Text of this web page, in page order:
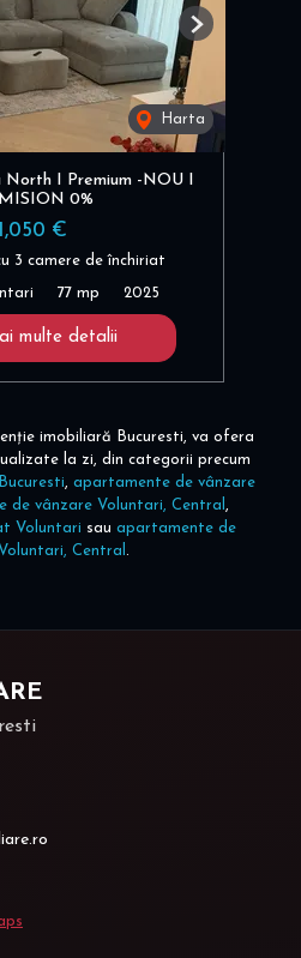
Harta
Next
I Premium -NOU I
0%
1,050 €
3 camere de închiriat
77 mp 2025
multe detalii
imobiliară Bucuresti, va ofera
la zi, din categorii precum
, apartamente de vânzare
de vânzare Voluntari, Central ,
Voluntari sau apartamente de
Central .